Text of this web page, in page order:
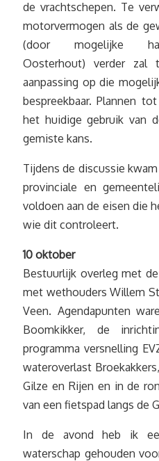
de vrachtschepen. Te
motorvermogen als de
(door mogelijke
Oosterhout) verder zal
aanpassing op die
bespreekbaar. Plannen
het huidige gebruik van
gemiste kans.
Tijdens de discussie
provinciale en
voldoen aan de eisen die
wie dit controleert.
10 oktober
Bestuurlijk overleg met
met wethouders Willem
Veen. Agendapunten
Boomkikker, de
programma versnelling
wateroverlast
Gilze en Rijen en in de
van een fietspad langs de
In de avond heb ik
waterschap gehouden